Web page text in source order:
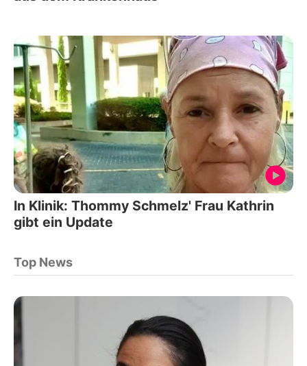
In Klinik: Thommy Schmelz' Frau Kathrin
gibt ein Update
Top News